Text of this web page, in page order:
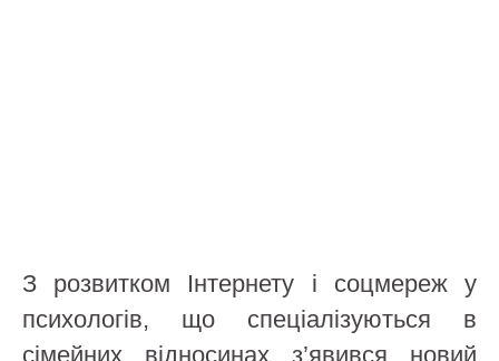
З розвитком Інтернету і соцмереж у
психологів, що спеціалізуються в
сімейних відносинах з’явився новий